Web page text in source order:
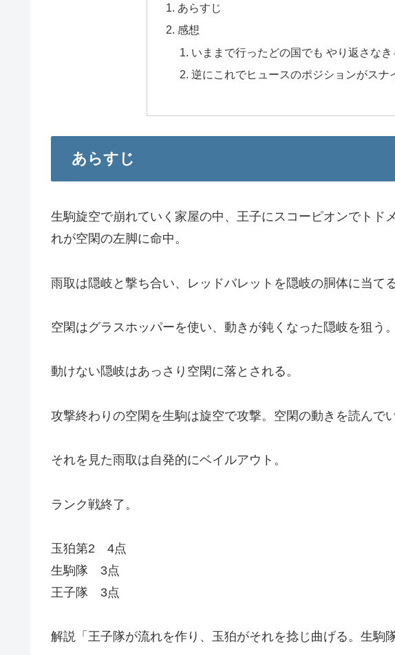
あらすじ
感想
いままで行ったどの国でも やり返さな
逆にこれでヒュースのポジションがス
あらすじ
生駒旋空で崩れていく家屋の中、王子にスコーピオンでト
れが空閑の左脚に命中。
雨取は隠岐と撃ち合い、レッドバレットを隠岐の胴体に当て
空閑はグラスホッパーを使い、動きが鈍くなった隠岐を狙う。
動けない隠岐はあっさり空閑に落とされる。
攻撃終わりの空閑を生駒は旋空で攻撃。空閑の動きを読んで
それを見た雨取は自発的にベイルアウト。
ランク戦終了。
玉狛第2 4点
生駒隊 3点
王子隊 3点
解説「王子隊が流れを作り、玉狛がそれを捻じ曲げる。生駒